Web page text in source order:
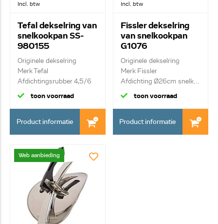
Incl. btw
Tefal dekselring van
snelkookpan SS-
980155
Originele dekselring
Merk Tefal
Afdichtingsrubber 4,5/6
li...
toon voorraad
Product informatie
Incl. btw
Fissler dekselring
van snelkookpan
G1076
2165600205
Originele dekselring
Merk Fissler
Afdichting Ø26cm snelk...
toon voorraad
Product informatie
Web aanbieding